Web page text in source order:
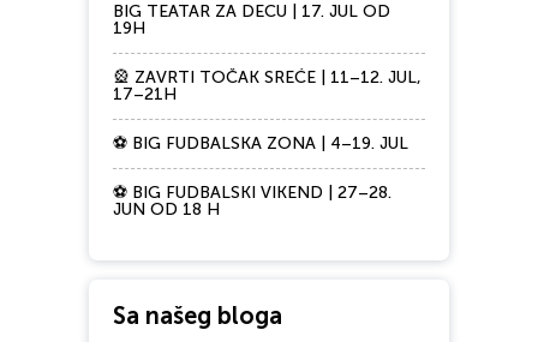
BIG TEATAR ZA DECU | 17. JUL OD
19H
🎡 ZAVRTI TOČAK SREĆE | 11–12. JUL,
17–21H
⚽ BIG FUDBALSKA ZONA | 4–19. JUL
⚽ BIG FUDBALSKI VIKEND | 27–28.
JUN OD 18 H
Sa našeg bloga